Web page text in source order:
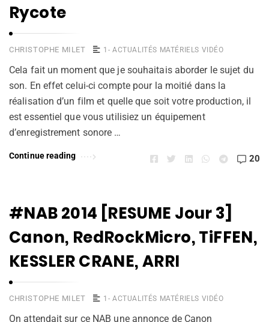
Rycote
CHRISTOPHE MILET 1- ACTUALITÉS MATÉRIELS VIDÉO
Cela fait un moment que je souhaitais aborder le sujet du
son. En effet celui-ci compte pour la moitié dans la
réalisation d’un film et quelle que soit votre production, il
est essentiel que vous utilisiez un équipement
d’enregistrement sonore …
Continue reading 20
#NAB 2014 [RESUME Jour 3]
Canon, RedRockMicro, TiFFEN,
KESSLER CRANE, ARRI
CHRISTOPHE MILET 1- ACTUALITÉS MATÉRIELS VIDÉO
On attendait sur ce NAB une annonce de Canon